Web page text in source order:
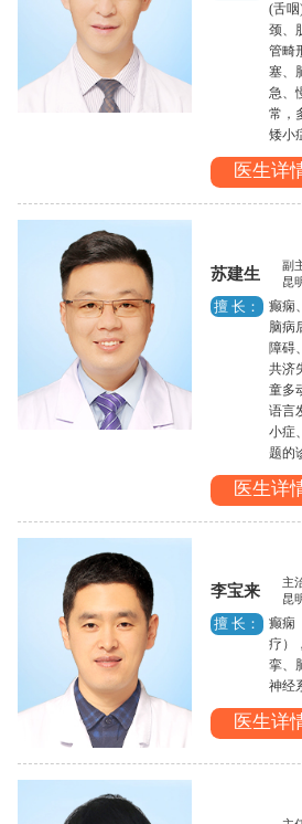
(舌
颈、
管畸
塞、
急、
常，
矮小
医生详
苏建生
副
昆
擅 长：
癫痫
脑病
障碍
共济
童多
语言
小症
题的
医生详
李宝来
主
昆
擅 长：
癫痫
疗）
挛、
神经
医生详